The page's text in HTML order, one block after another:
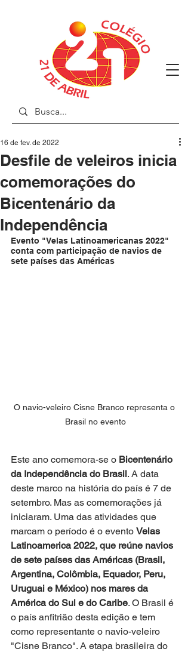
Desfile de veleiros inicia
comemorações do
Bicentenário da
Independência
16 de fev. de 2022
Evento "Velas Latinoamericanas 2022"
conta com participação de navios de
sete países das Américas
O navio-veleiro Cisne Branco representa o
Brasil no evento
Este ano comemora-se o Bicentenário
da Independência do Brasil. A data
deste marco na história do país é 7 de
setembro. Mas as comemorações já
iniciaram. Uma das atividades que
marcam o período é o evento Velas
Latinoamerica 2022, que reúne navios
de sete países das Américas (Brasil,
Argentina, Colômbia, Equador, Peru,
Uruguai e México) nos mares da
América do Sul e do Caribe. O Brasil é
o país anfitrião desta edição e tem
como representante o navio-veleiro
"Cisne Branco". A etapa brasileira do